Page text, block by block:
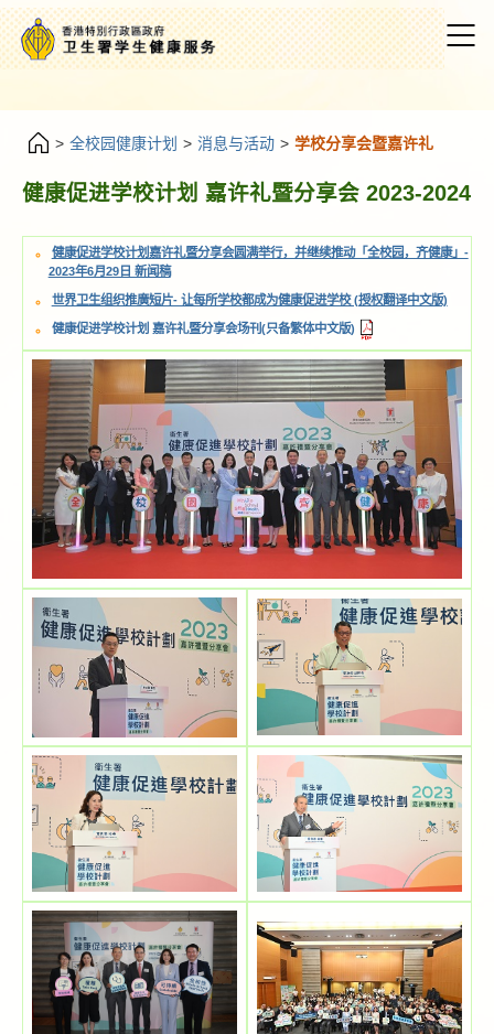
> 全校园健康计划 > 消息与活动 > 学校分享会暨嘉许礼
健康促进学校计划 嘉许礼暨分享
健康促进学校计划嘉许礼暨分享会圆满举行，并继续推
2023年6月29日 新闻稿
世界卫生组织推廣短片- 让每所学校都成为健康促进学
健康促进学校计划 嘉许礼暨分享会场刊(只备繁体中文